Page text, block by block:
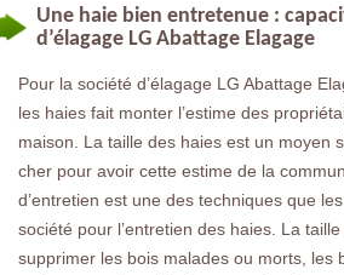
Une haie bien entretenue :
d’élagage LG Abattage Elagage
Pour la société d’élagage LG Abattage
les haies fait monter l’estime des
maison. La taille des haies est un moyen
cher pour avoir cette estime de la
d’entretien est une des techniques que
société pour l’entretien des haies. La
supprimer les bois malades ou morts, les